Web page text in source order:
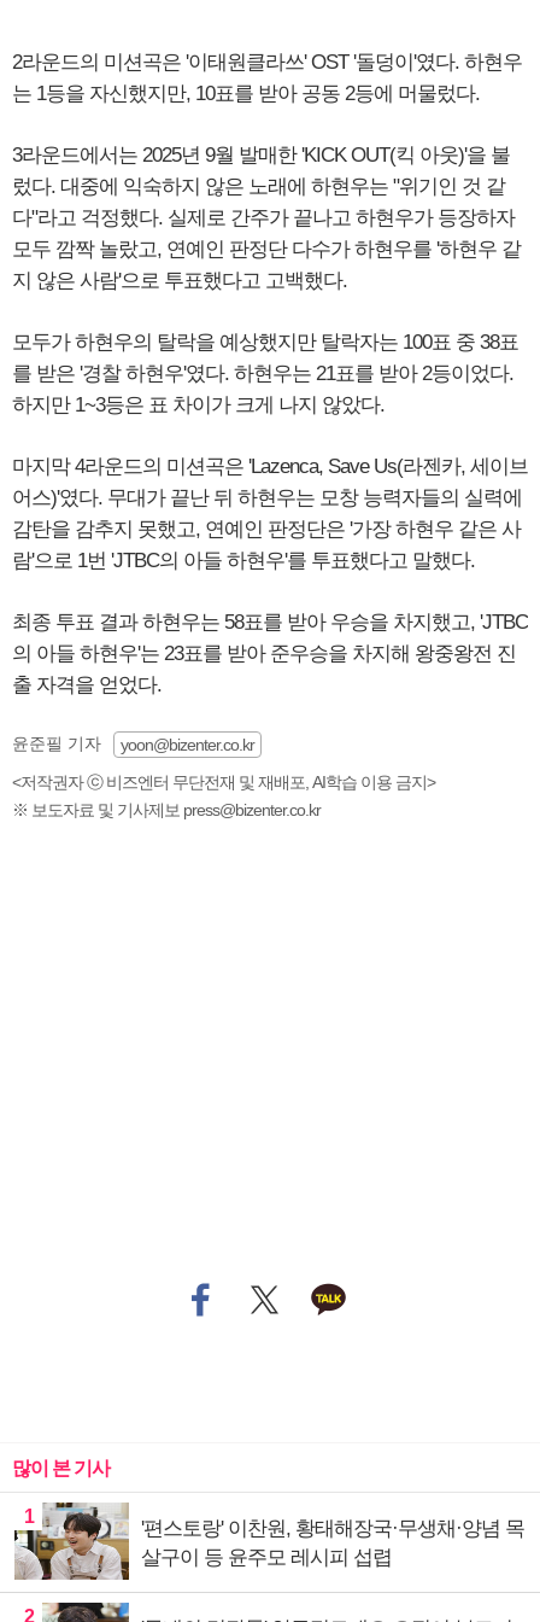
2라운드의 미션곡은 '이태원클라쓰' OST '돌덩이'였다. 하현우
는 1등을 자신했지만, 10표를 받아 공동 2등에 머물렀다.
3라운드에서는 2025년 9월 발매한 'KICK OUT(킥 아웃)'을 불
렀다. 대중에 익숙하지 않은 노래에 하현우는 "위기인 것 같
다"라고 걱정했다. 실제로 간주가 끝나고 하현우가 등장하자
모두 깜짝 놀랐고, 연예인 판정단 다수가 하현우를 '하현우 같
지 않은 사람'으로 투표했다고 고백했다.
모두가 하현우의 탈락을 예상했지만 탈락자는 100표 중 38표
를 받은 '경찰 하현우'였다. 하현우는 21표를 받아 2등이었다.
하지만 1~3등은 표 차이가 크게 나지 않았다.
마지막 4라운드의 미션곡은 'Lazenca, Save Us(라젠카, 세이브
어스)'였다. 무대가 끝난 뒤 하현우는 모창 능력자들의 실력에
감탄을 감추지 못했고, 연예인 판정단은 '가장 하현우 같은 사
람'으로 1번 'JTBC의 아들 하현우'를 투표했다고 말했다.
최종 투표 결과 하현우는 58표를 받아 우승을 차지했고, 'JTBC
의 아들 하현우'는 23표를 받아 준우승을 차지해 왕중왕전 진
출 자격을 얻었다.
윤준필 기자
yoon@bizenter.co.kr
<저작권자 ⓒ 비즈엔터 무단전재 및 재배포, AI학습 이용 금지>
※ 보도자료 및 기사제보 press@bizenter.co.kr
많이 본 기사
1
'편스토랑' 이찬원, 황태해장국·무생채·양념 목
살구이 등 윤주모 레시피 섭렵
2